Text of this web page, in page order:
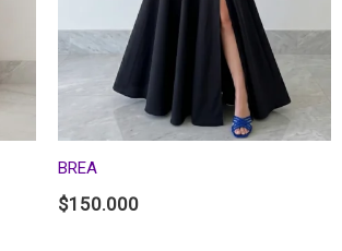
BREA
$150.000